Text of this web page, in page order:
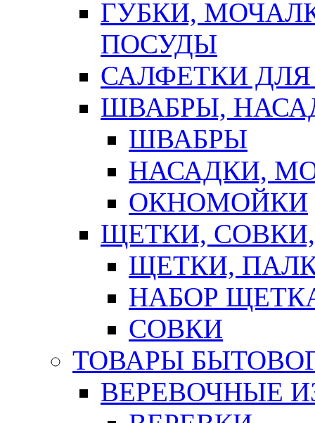
ГУБКИ,
ПОСУДЫ
САЛФЕТКИ
ШВАБРЫ,
ШВАБРЫ
НАСАДКИ,
ОКНОМОЙКИ
ЩЕТКИ,
ЩЕТКИ,
НАБОР
СОВКИ
ТОВАРЫ
ВЕРЕВОЧНЫЕ